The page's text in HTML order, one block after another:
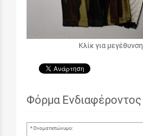
Κλίκ για μεγέθυνση
Φόρμα Ενδιαφέροντος
Ονοματεπώνυμο: